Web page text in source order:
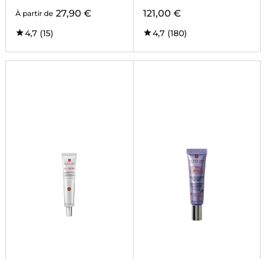
À partir de 27,90 €
4,7 (15)
121,00 €
4,7 (180)